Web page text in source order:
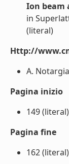
Ion beam
in
(literal)
Http://
A.
Pagina inizio
149 (literal)
Pagina fine
162 (literal)